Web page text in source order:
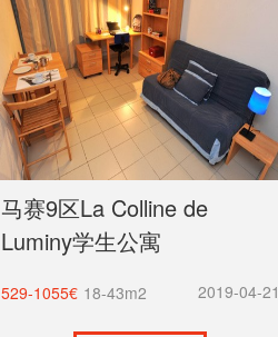
马赛9区La Colline de
Luminy学生公寓
529-1055€ 18-43m2 2019-04-21